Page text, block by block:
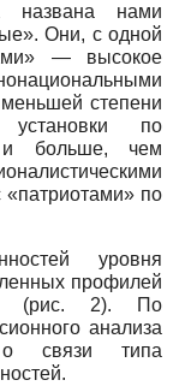
названа нами
Они, с одной
— высокое
степени
установки по
и больше, чем
«патриотами» по
уровня
профилей
(рис. 2). По
анализа
связи типа